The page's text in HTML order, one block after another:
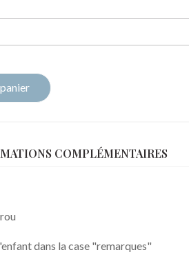
COMPLÉMENTAIRES
dans la case "remarques"